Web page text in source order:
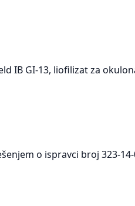
IB GI-13, liofilizat za
o ispravci broj 323-14-